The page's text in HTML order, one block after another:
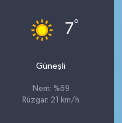
7°
Güneşli
Nem: %69
Rüzgar: 21 km/h